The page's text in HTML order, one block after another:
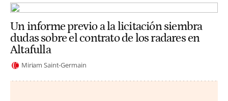
Un informe previo a la licitación siembra
dudas sobre el contrato de los radares en
Altafulla
Miriam Saint-Germain